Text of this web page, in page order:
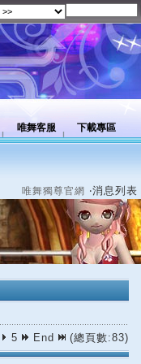
唯舞客服 下載專區
唯舞獨尊官網 ‧消息列表
5 End (總頁數:83)